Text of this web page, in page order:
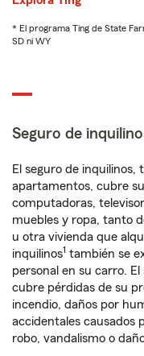
* El programa Ting de State
SD ni WY
Seguro de
El seguro de
apartamentos, cubre
computadoras,
muebles y ropa, tanto
u otra vivienda que
inquilinos1 también se
personal en su carro.
cubre pérdidas de su
incendio, daños por
accidentales causados
robo, vandalismo o